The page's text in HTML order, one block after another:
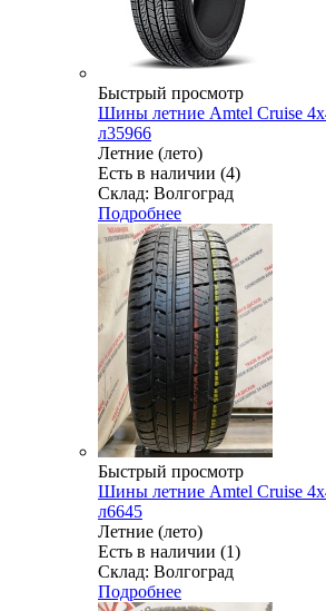
Быстрый просмотр
Шины летние Amtel Cruise
л35966
Летние (лето)
Есть в наличии (4)
Склад: Волгоград
Подробнее
Быстрый просмотр
Шины летние Amtel Cruise
л6645
Летние (лето)
Есть в наличии (1)
Склад: Волгоград
Подробнее